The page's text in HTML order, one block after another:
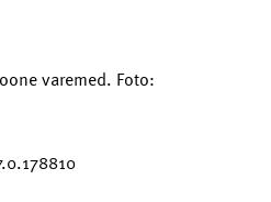
varemed. Foto: